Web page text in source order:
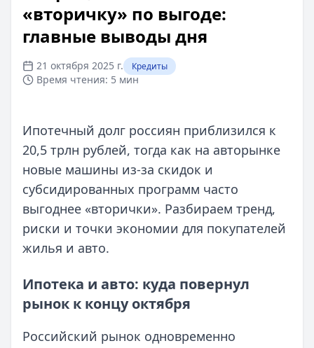
«вторичку» по выгоде:
главные выводы дня
21 октября 2025 г. Кредиты
Время чтения: 5 мин
Ипотечный долг россиян приблизился к
20,5 трлн рублей, тогда как на авторынке
новые машины из-за скидок и
субсидированных программ часто
выгоднее «вторички». Разбираем тренд,
риски и точки экономии для покупателей
жилья и авто.
Ипотека и авто: куда повернул
рынок к концу октября
Российский рынок одновременно